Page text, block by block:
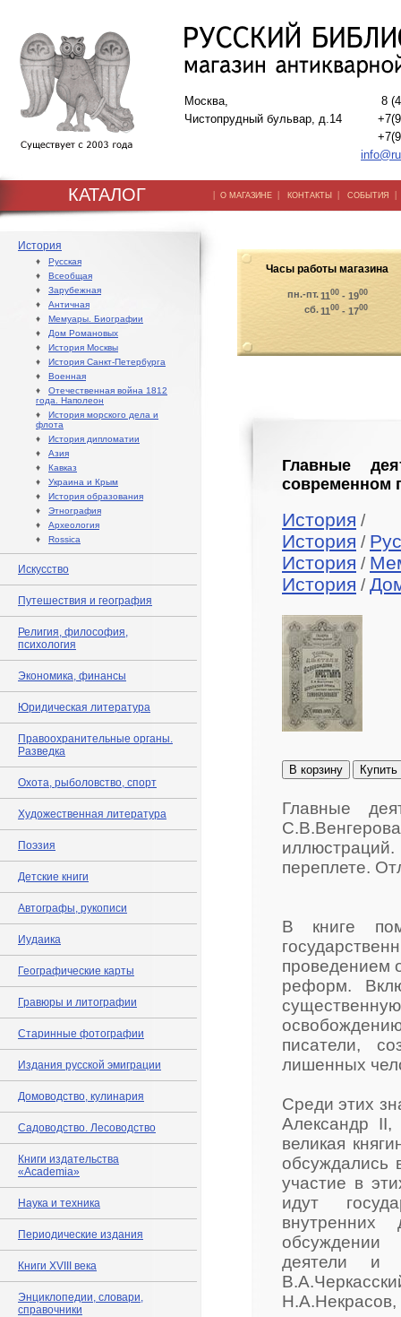
Москва,
Чистопрудный бульвар, д.14
8
КАТАЛОГ | О МАГАЗИНЕ | КОНТАКТЫ | СОБЫТИЯ
История
♦ Русская
♦ Всеобщая
♦ Зарубежная
♦ Античная
♦ Мемуары. Биографии
♦ Дом Романовых
♦ История Москвы
♦ История Санкт-Петербурга
♦ Военная
♦ Отечественная война 1812
года. Наполеон
♦ История морского дела и
флота
♦ История дипломатии
♦ Азия
♦ Кавказ
♦ Украина и Крым
♦ История образования
♦ Этнография
♦ Археология
♦ Rossica
Искусство
Путешествия и география
Религия, философия,
психология
Экономика, финансы
Юридическая литература
Правоохранительные органы.
Разведка
Охота, рыболовство, спорт
Художественная литература
Поэзия
Детские книги
Автографы, рукописи
Иудаика
Географические карты
Гравюры и литографии
Старинные фотографии
Издания русской эмиграции
Домоводство, кулинария
Садоводство. Лесоводство
Книги издательства
«Academia»
Наука и техника
Периодические издания
Книги XVIII века
Энциклопедии, словари,
справочники
Часы работы магазина
пн.-пт.1100 - 1900
сб.1100 - 1700
Главные
современном
История /
История /
История /
История /
В корзину Купить
Главные
переплете.
В книге
проведением
реформ.
писатели,
лишенных
Среди этих
Александр II,
великая
обсуждались
участие в
идут
деятели и